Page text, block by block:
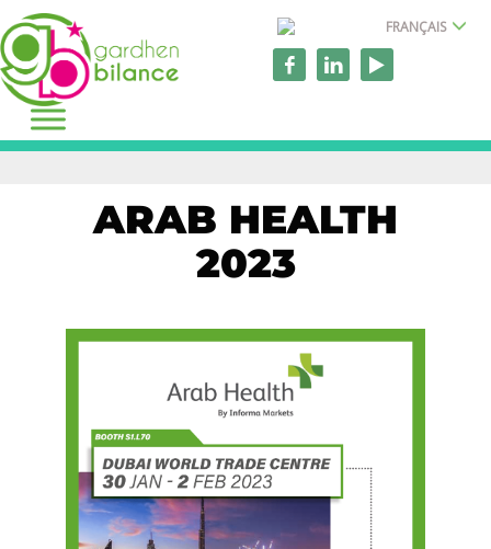
FRANÇAIS
ARAB HEALTH
2023